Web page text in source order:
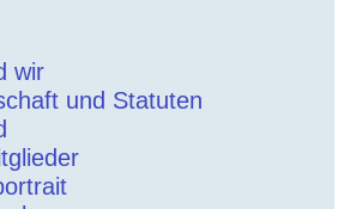
wir
und Statuten